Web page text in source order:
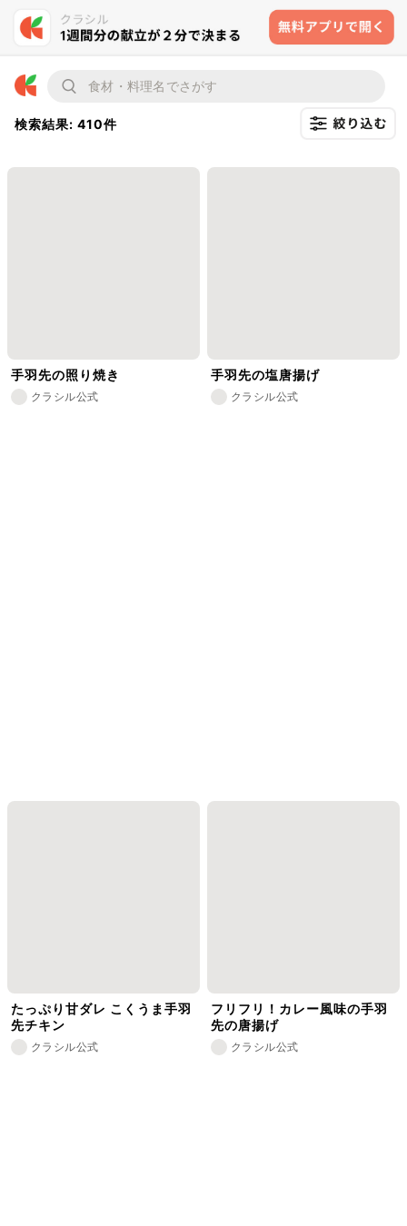
検索結果: 410件
手羽先の照り焼き
クラシル公式
手羽先の塩唐揚げ
クラシル公式
たっぷり甘ダレ こくうま手羽
先チキン
クラシル公式
フリフリ！カレー風味の手羽
先の唐揚げ
クラシル公式